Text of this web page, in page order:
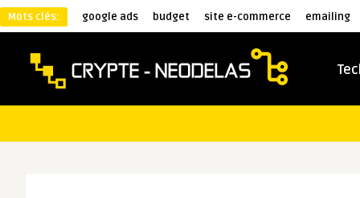
Mots clés: google ads budget site e-commerce emailing